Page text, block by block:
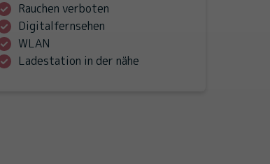
Rauchen verboten
Digitalfernsehen
WLAN
Ladestation in der nähe